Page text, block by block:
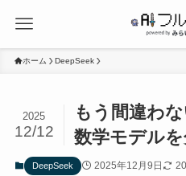
ホーム DeepSeek
もう間違わ
数学モデル
2025
12/12
DeepSeek 2025年12月9日